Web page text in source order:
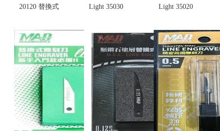
20120 替換式
1.2mm(不挑
盒況)(售完缺
貨...
售價:0
Light 35030
0.3mm (只有
刀片) (不挑
盒況)
售價:250
Light 35020
刀/刻線刀
0.2mm (只有
刀片) (不挑
盒況)
售價:250